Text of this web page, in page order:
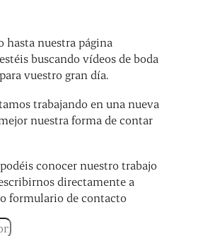
hasta nuestra página
buscando vídeos de boda
vuestro gran día.
trabajando en una nueva
nuestra forma de contar
conocer nuestro trabajo
directamente a
formulario de contacto